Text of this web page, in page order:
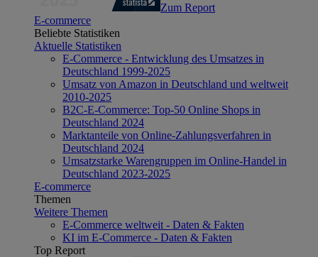
Zum Report
E-commerce
Beliebte Statistiken
Aktuelle Statistiken
E-Commerce - Entwicklung des Umsatzes in
Deutschland 1999-2025
Umsatz von Amazon in Deutschland und weltweit
2010-2025
B2C-E-Commerce: Top-50 Online Shops in
Deutschland 2024
Marktanteile von Online-Zahlungsverfahren in
Deutschland 2024
Umsatzstarke Warengruppen im Online-Handel in
Deutschland 2023-2025
E-commerce
Themen
Weitere Themen
E-Commerce weltweit - Daten & Fakten
KI im E-Commerce - Daten & Fakten
Top Report